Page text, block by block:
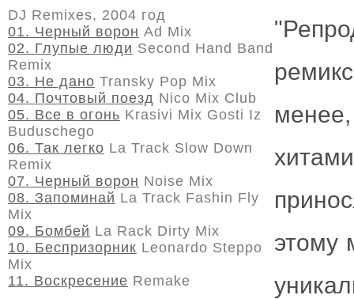
этому
DJ Remixes, 2004 год
01. Черный ворон Ad Mix
02. Глупые люди Second Hand Band
Remix
03. Не дано Transky Pop Mix
04. Почтовый поезд Nico Mix Club
05. Все в огонь Krasivi Mix Gosti Iz
Buduschego
06. Так легко La Track Slow Down
Remix
07. Черный ворон Noise Mix
08. Запоминай La Track Fashin Fly
Mix
09. Бомбей La Rack Dirty Mix
10. Беспризорник Leonardo Steppo
Mix
11. Воскресение Remake